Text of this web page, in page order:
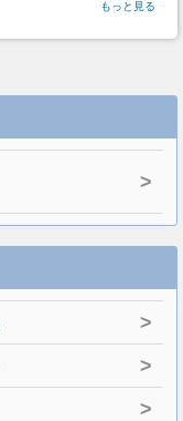
もっと見る
>
>
>
>